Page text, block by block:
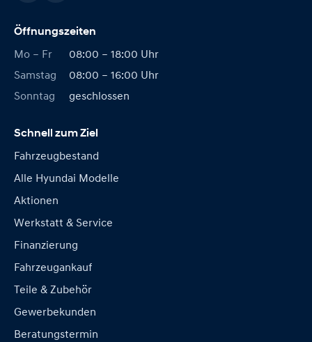
Öffnungszeiten
Mo – Fr
08:00 – 18:00 Uhr
Samstag
08:00 – 16:00 Uhr
Sonntag
geschlossen
Schnell zum Ziel
Fahrzeugbestand
Alle Hyundai Modelle
Aktionen
Werkstatt & Service
Finanzierung
Fahrzeugankauf
Teile & Zubehör
Gewerbekunden
Beratungstermin